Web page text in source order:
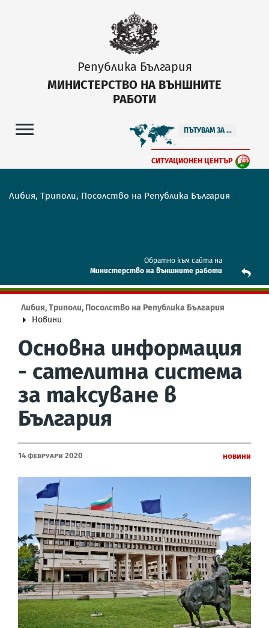
Република България
МИНИСТЕРСТВО НА ВЪНШНИТЕ
РАБОТИ
ПЪТУВАМ ЗА ...
СИТУАЦИОНЕН ЦЕНТЪР
Либия, Триполи, Посолство на Република България
Обратно към сайта на
Mинистерство на външните работи
Либия, Триполи, Посолство на Република България
Новини
Основна информация
- сателитна система
за таксуване в
България
14 Февруари 2020 Новини